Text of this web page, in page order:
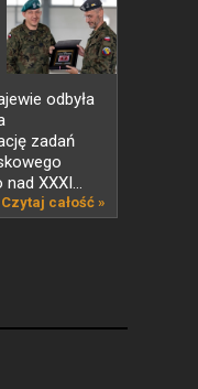
odbyła
zadań
XXXI...
Czytaj całość »